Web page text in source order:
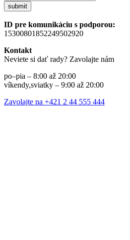
submit
ID pre komunikáciu s podporou:
15300801852249502920
Kontakt
Neviete si dať rady? Zavolajte nám
po–pia – 8:00 až 20:00
víkendy,sviatky – 9:00 až 20:00
Zavolajte na +421 2 44 555 444